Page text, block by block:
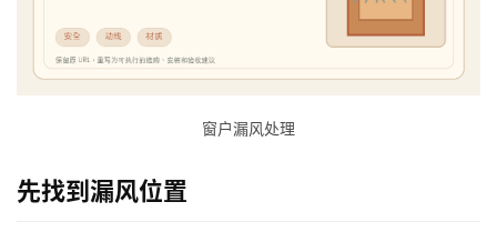
窗户漏风处理
先找到漏风位置